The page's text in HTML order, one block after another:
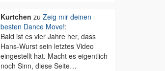
Kurtchen zu Zeig mir deinen
besten Dance Move!:
Bald ist es vier Jahre her, dass
Hans-Wurst sein letztes Video
eingestellt hat. Macht es eigentlich
noch Sinn, diese Seite…